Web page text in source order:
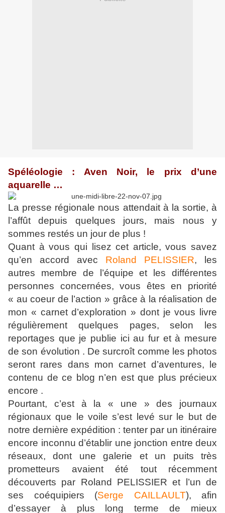
Spéléologie : Aven Noir, le prix d’une
aquarelle …
La presse régionale nous attendait à la sortie, à
l’affût depuis quelques jours, mais nous y
sommes restés un jour de plus !
Quant à vous qui lisez cet article, vous savez
qu’en accord avec Roland PELISSIER, les
autres membre de l’équipe et les différentes
personnes concernées, vous êtes en priorité
« au coeur de l’action » grâce à la réalisation de
mon « carnet d’exploration » dont je vous livre
régulièrement quelques pages, selon les
reportages que je publie ici au fur et à mesure
de son évolution . De surcroît comme les photos
seront rares dans mon carnet d’aventures, le
contenu de ce blog n’en est que plus précieux
encore .
Pourtant, c’est à la « une » des journaux
régionaux que le voile s’est levé sur le but de
notre dernière expédition : tenter par un itinéraire
encore inconnu d’établir une jonction entre deux
réseaux, dont une galerie et un puits très
prometteurs avaient été tout récemment
découverts par Roland PELISSIER et l’un de
ses coéquipiers (Serge CAILLAULT), afin
d’essayer à plus long terme de mieux